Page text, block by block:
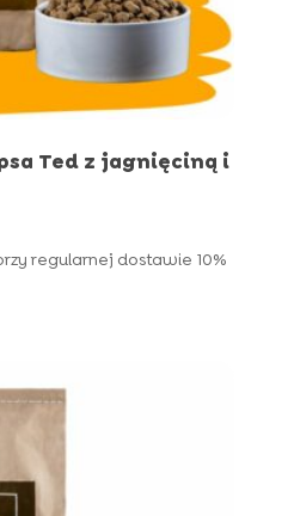
Ted z jagnięciną i
regularnej dostawie 10%